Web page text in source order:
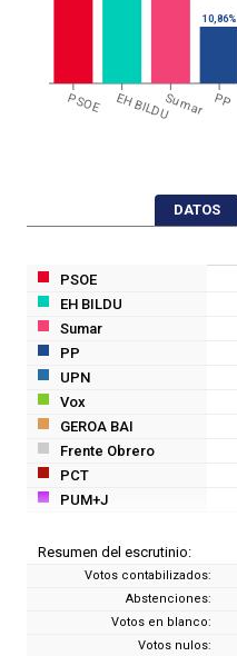
PSOE EH BILDUSumar PP
10,86%
DATOS
PSOE
EH BILDU
Sumar
PP
UPN
Vox
GEROA BAI
Frente Obrero
PCT
PUM+J
Resumen del escrutinio:
Votos contabilizados:
Abstenciones:
Votos en blanco:
Votos nulos: